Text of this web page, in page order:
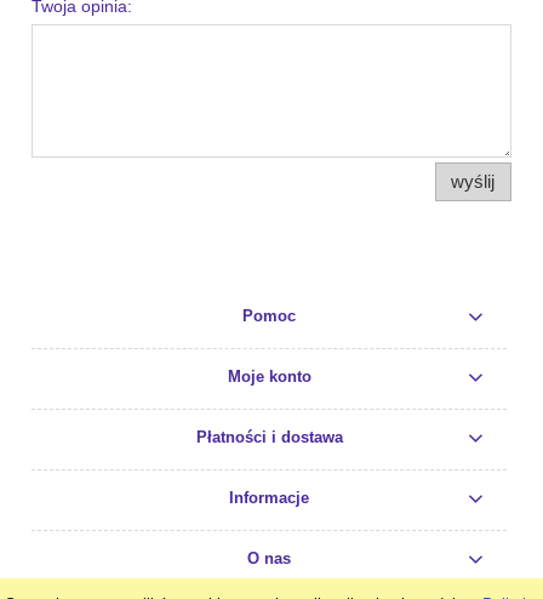
Twoja opinia:
wyślij
Pomoc
Moje konto
Płatności i dostawa
Informacje
O nas